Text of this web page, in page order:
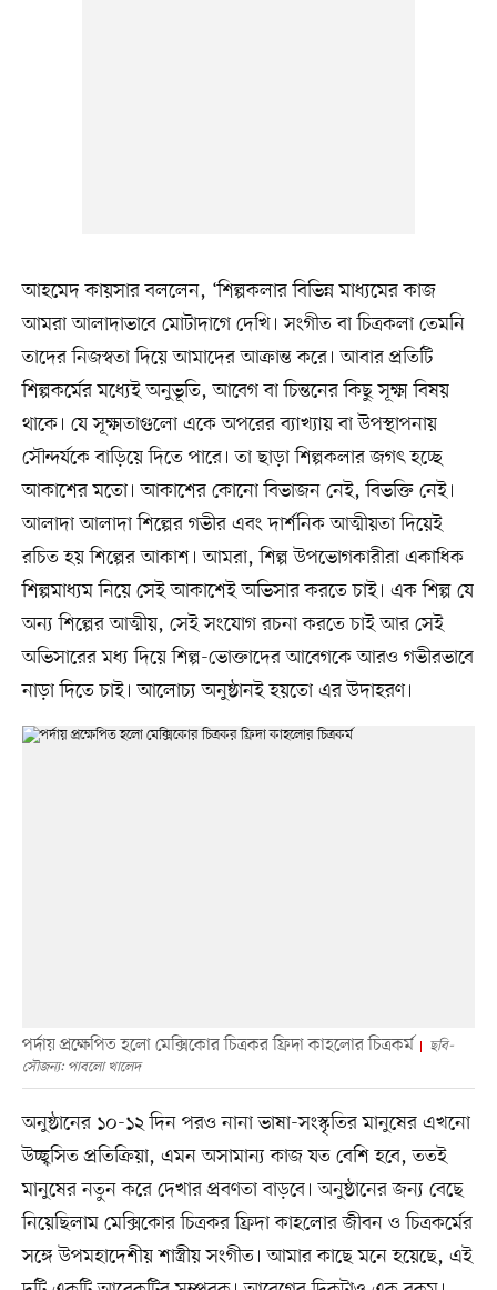
আহমেদ কায়সার বললেন, ‘শিল্পকলার বিভিন্ন মাধ্যমের কাজ
আমরা আলাদাভাবে মোটাদাগে দেখি। সংগীত বা চিত্রকলা তেমনি
তাদের নিজস্বতা দিয়ে আমাদের আক্রান্ত করে। আবার প্রতিটি
শিল্পকর্মের মধ্যেই অনুভূতি, আবেগ বা চিন্তনের কিছু সূক্ষ্ম বিষয়
থাকে। যে সূক্ষ্মতাগুলো একে অপরের ব্যাখ্যায় বা উপস্থাপনায়
সৌন্দর্যকে বাড়িয়ে দিতে পারে। তা ছাড়া শিল্পকলার জগৎ হচ্ছে
আকাশের মতো। আকাশের কোনো বিভাজন নেই, বিভক্তি নেই।
আলাদা আলাদা শিল্পের গভীর এবং দার্শনিক আত্মীয়তা দিয়েই
রচিত হয় শিল্পের আকাশ। আমরা, শিল্প উপভোগকারীরা একাধিক
শিল্পমাধ্যম নিয়ে সেই আকাশেই অভিসার করতে চাই। এক শিল্প যে
অন্য শিল্পের আত্মীয়, সেই সংযোগ রচনা করতে চাই আর সেই
অভিসারের মধ্য দিয়ে শিল্প-ভোক্তাদের আবেগকে আরও গভীরভাবে
নাড়া দিতে চাই। আলোচ্য অনুষ্ঠানই হয়তো এর উদাহরণ।
পর্দায় প্রক্ষেপিত হলো মেক্সিকোর চিত্রকর ফ্রিদা কাহলোর চিত্রকর্ম
ছবি-
সৌজন্য: পাবলো খালেদ
অনুষ্ঠানের ১০-১২ দিন পরও নানা ভাষা-সংস্কৃতির মানুষের এখনো
উচ্ছ্বসিত প্রতিক্রিয়া, এমন অসামান্য কাজ যত বেশি হবে, ততই
মানুষের নতুন করে দেখার প্রবণতা বাড়বে। অনুষ্ঠানের জন্য বেছে
নিয়েছিলাম মেক্সিকোর চিত্রকর ফ্রিদা কাহলোর জীবন ও চিত্রকর্মের
সঙ্গে উপমহাদেশীয় শাস্ত্রীয় সংগীত। আমার কাছে মনে হয়েছে, এই